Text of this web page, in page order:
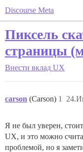
Discourse Meta
Пиксель
страницы
Внести вклад UX
carson (Carson) 1
Я не был уверен,
UX, и это можно
проблемой, но я